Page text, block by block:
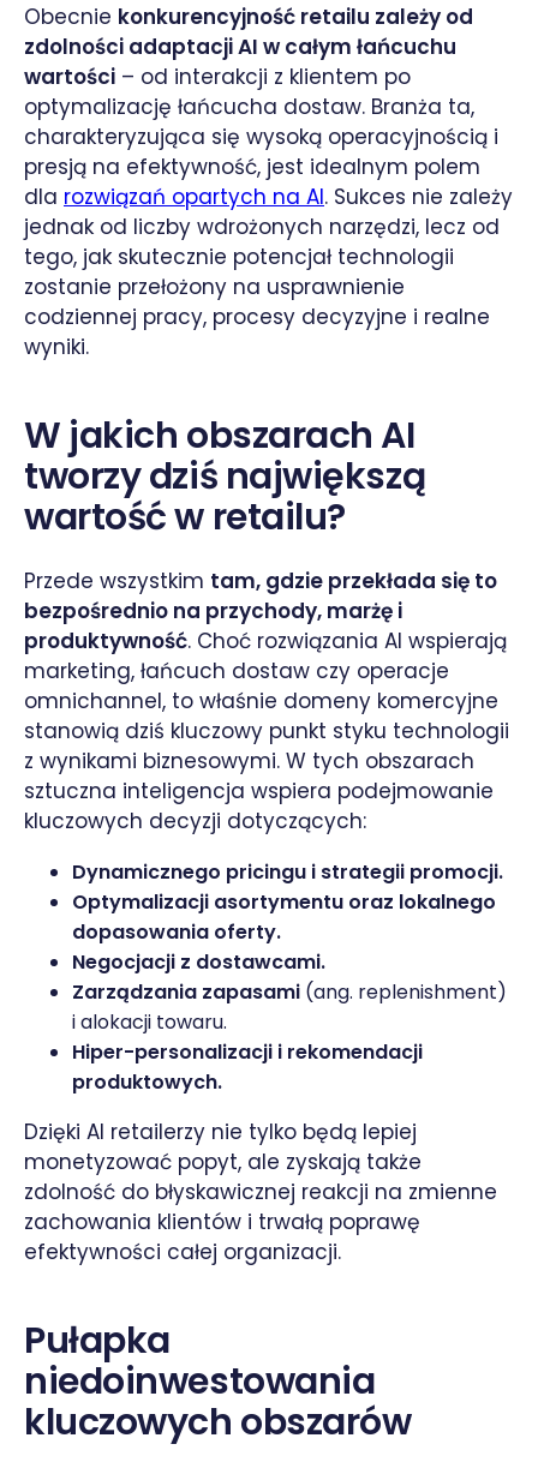
Obecnie konkurencyjność retailu zależy od
zdolności adaptacji AI w całym łańcuchu
wartości – od interakcji z klientem po
optymalizację łańcucha dostaw. Branża ta,
charakteryzująca się wysoką operacyjnością i
presją na efektywność, jest idealnym polem
dla rozwiązań opartych na AI. Sukces nie zależy
jednak od liczby wdrożonych narzędzi, lecz od
tego, jak skutecznie potencjał technologii
zostanie przełożony na usprawnienie
codziennej pracy, procesy decyzyjne i realne
wyniki.
W jakich obszarach AI
tworzy dziś największą
wartość w retailu?
Przede wszystkim tam, gdzie przekłada się to
bezpośrednio na przychody, marżę i
produktywność. Choć rozwiązania AI wspierają
marketing, łańcuch dostaw czy operacje
omnichannel, to właśnie domeny komercyjne
stanowią dziś kluczowy punkt styku technologii
z wynikami biznesowymi. W tych obszarach
sztuczna inteligencja wspiera podejmowanie
kluczowych decyzji dotyczących:
Dynamicznego pricingu i strategii promocji.
Optymalizacji asortymentu oraz lokalnego
dopasowania oferty.
Negocjacji z dostawcami.
Zarządzania zapasami (ang. replenishment)
i alokacji towaru.
Hiper-personalizacji i rekomendacji
produktowych.
Dzięki AI retailerzy nie tylko będą lepiej
monetyzować popyt, ale zyskają także
zdolność do błyskawicznej reakcji na zmienne
zachowania klientów i trwałą poprawę
efektywności całej organizacji.
Pułapka
niedoinwestowania
kluczowych obszarów